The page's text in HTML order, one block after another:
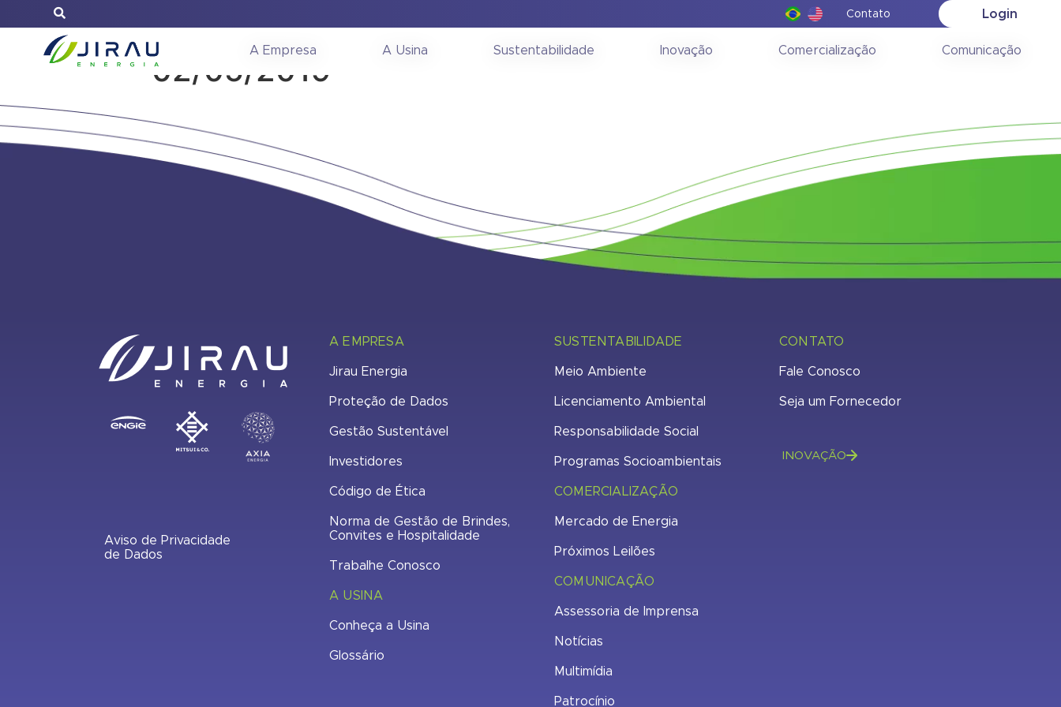
Contato Login
A Empresa A Usina Sustentabilidade Inovação Comercialização Comunicação
Reunião do Conselho de Administração
02/05/2019
Aviso de Privacidade
de Dados
A EMPRESA
Jirau Energia
Proteção de Dados
Gestão Sustentável
Investidores
Código de Ética
Norma de Gestão de Brindes,
Convites e Hospitalidade
Trabalhe Conosco
A USINA
Conheça a Usina
Glossário
SUSTENTABILIDADE
Meio Ambiente
Licenciamento Ambiental
Responsabilidade Social
Programas Socioambientais
COMERCIALIZAÇÃO
Mercado de Energia
Próximos Leilões
COMUNICAÇÃO
Assessoria de Imprensa
Notícias
Multimídia
Patrocínio
CONTATO
Fale Conosco
Seja um Fornecedor
INOVAÇÃO